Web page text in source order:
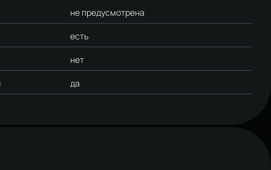
не предусмотрена
есть
нет
да